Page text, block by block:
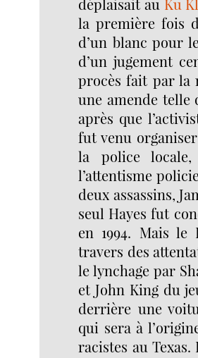
la première fois
d’un blanc pour
d’un jugement
procès fait par la
une amende telle
après que
fut venu
la police
l’attentisme
deux assassins,
seul Hayes fut
en 1994. Mais
travers des
le lynchage par
et John King du
derrière une
qui sera à
racistes au